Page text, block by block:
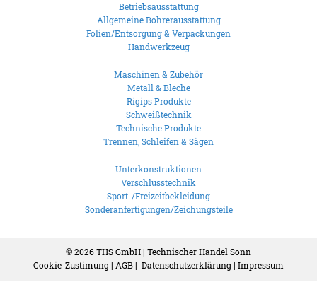
Betriebsausstattung
Allgemeine Bohrerausstattung
Folien/Entsorgung & Verpackungen
Handwerkzeug
Maschinen & Zubehör
Metall & Bleche
Rigips Produkte
Schweißtechnik
Technische Produkte
Trennen, Schleifen & Sägen
Unterkonstruktionen
Verschlusstechnik
Sport-/Freizeitbekleidung
Sonderanfertigungen/Zeichungsteile
© 2026THS GmbH | Technischer Handel Sonn
Cookie-Zustimung| AGB| Datenschutzerklärung| Impressum